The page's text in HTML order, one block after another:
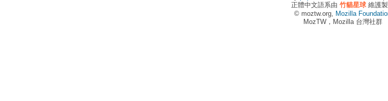
正體中文語系由 竹貓星球維護
© moztw.org, Mozilla
MozTW，Mozilla 台灣社群